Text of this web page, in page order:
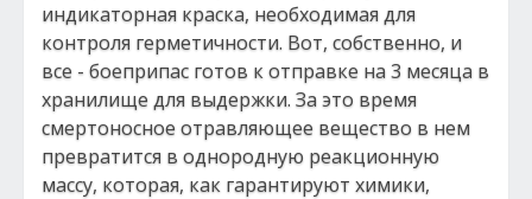
индикаторная краска, необходимая для
контроля герметичности. Вот, собственно, и
все - боеприпас готов к отправке на 3 месяца в
хранилище для выдержки. За это время
смертоносное отравляющее вещество в нем
превратится в однородную реакционную
массу, которая, как гарантируют химики,